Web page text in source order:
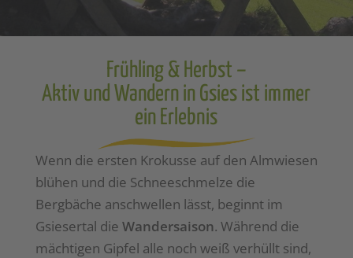
Frühling & Herbst –
Aktiv und Wandern in Gsies ist immer
ein Erlebnis
Wenn die ersten Krokusse auf den Almwiesen
blühen und die Schneeschmelze die
Bergbäche anschwellen lässt, beginnt im
Gsiesertal die Wandersaison. Während die
mächtigen Gipfel alle noch weiß verhüllt sind,